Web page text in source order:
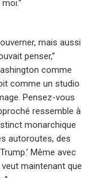
mais aussi
penser,”
comme
comme un studio
Pensez-vous
ressemble à
monarchique
autoroutes, des
Même avec
maintenant que